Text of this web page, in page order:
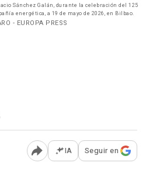
durante la celebración del 125
energética, a 19 de mayo de 2026, en Bilbao.
- EUROPA PRESS
Abrir opciones para
IA Seguir en